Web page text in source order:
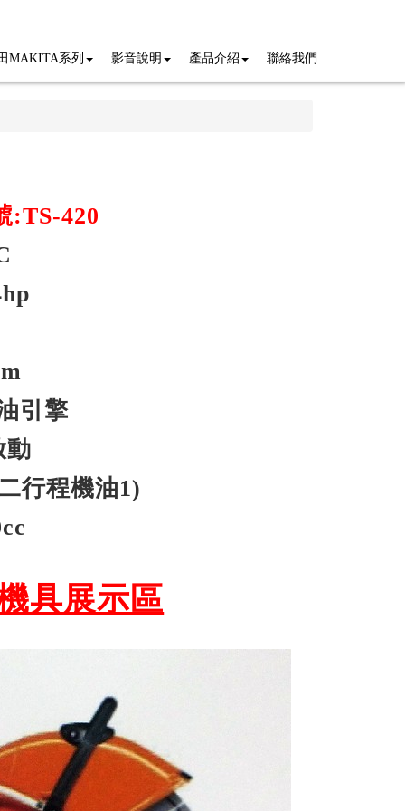
MAKITA系列 影音說明 產品介紹 聯絡我們
:TS-420
引擎
動
行程機油1)
具展示區